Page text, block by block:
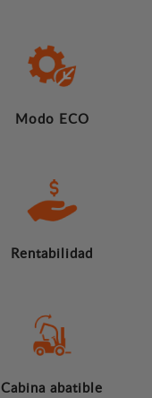
Modo ECO
Rentabilidad
Cabina abatible